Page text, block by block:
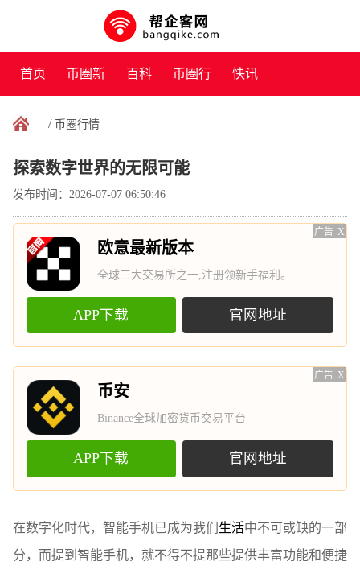
首页 币圈新
闻
百科 币圈行 快讯
/ 币圈行情
探索数字世界的无限可能
发布时间：2026-07-07 06:50:46
广告 X
欧意最新版本
全球三大交易所之一,注册领新手福利。
APP下载 官网地址
广告 X
币安
Binance全球加密货币交易平台
APP下载 官网地址
在数字化时代，智能手机已成为我们 生活中不可或缺的一部
分，而提到智能手机，就不得不提那些提供丰富功能和便捷